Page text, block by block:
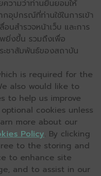
วามว่าท่านยินยอมให้
อุปกรณ์ที่ท่านใช้ในการเข้า
นสำรวจหน้าเว็บ และการ
พยิ่งขึ้น รวมถึงเพื่อ
ะชาสัมพันธ์ของสถาบัน
is required for the
also would like to
to help us improve
cookies unless
more about our
Policy. By clicking
to the storing and
to enhance site
and to assist in our